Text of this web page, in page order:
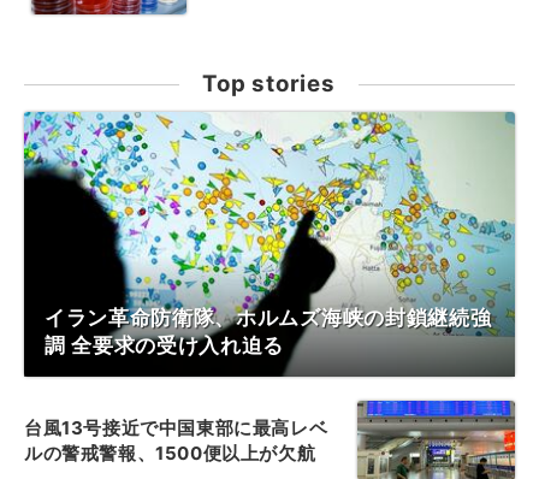
Top stories
イラン革命防衛隊、ホルムズ海峡の封鎖継続強
調 全要求の受け入れ迫る
台風13号接近で中国東部に最高レベ
ルの警戒警報、1500便以上が欠航